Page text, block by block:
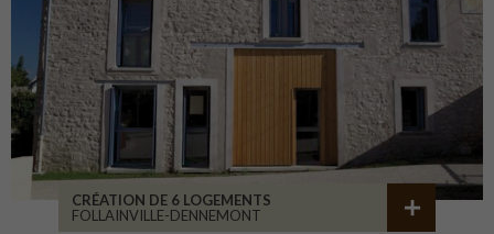
CRÉATION DE 6 LOGEMENTS
FOLLAINVILLE-DENNEMONT